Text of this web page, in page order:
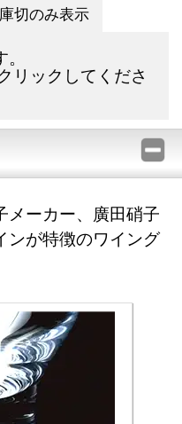
切のみ表示
リックしてくださ
メーカー、廣田硝子
ンが特徴のワイング